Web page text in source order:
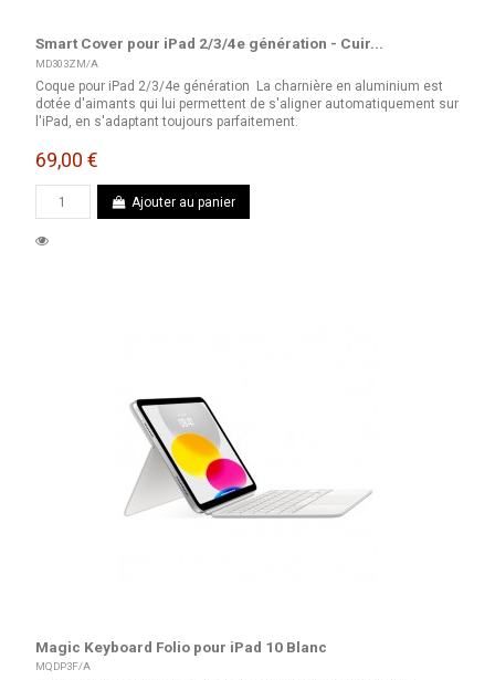
Smart Cover pour iPad 2/3/4e génération - Cuir...
MD303ZM/A
Coque pour iPad 2/3/4e génération La charnière en aluminium est
dotée d'aimants qui lui permettent de s'aligner automatiquement sur
l'iPad, en s'adaptant toujours parfaitement.
69,00 €
Ajouter au panier
Magic Keyboard Folio pour iPad 10 Blanc
MQDP3F/A